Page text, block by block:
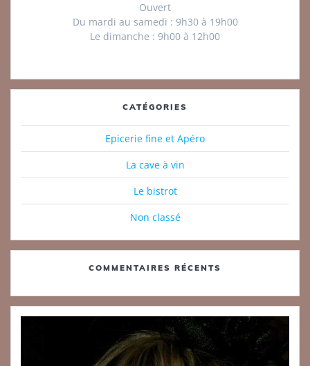
Ouvert
Du mardi au samedi : 9h30 à 19h00
Le dimanche : 9h00 à 12h00
CATÉGORIES
Epicerie fine et Apéro
La cave à vin
Le bistrot
Non classé
COMMENTAIRES RÉCENTS